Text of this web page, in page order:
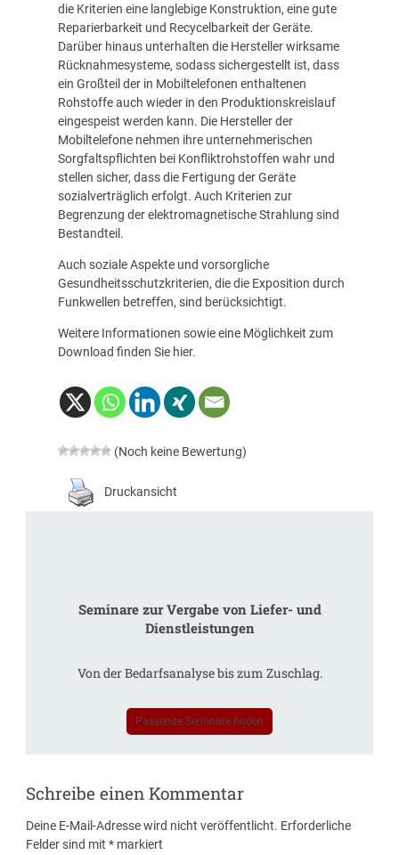
die Kriterien eine langlebige Konstruktion, eine gute
Reparierbarkeit und Recycelbarkeit der Geräte.
Darüber hinaus unterhalten die Hersteller wirksame
Rücknahmesysteme, sodass sichergestellt ist, dass
ein Großteil der in Mobiltelefonen enthaltenen
Rohstoffe auch wieder in den Produktionskreislauf
eingespeist werden kann. Die Hersteller der
Mobiltelefone nehmen ihre unternehmerischen
Sorgfaltspflichten bei Konfliktrohstoffen wahr und
stellen sicher, dass die Fertigung der Geräte
sozialverträglich erfolgt. Auch Kriterien zur
Begrenzung der elektromagnetische Strahlung sind
Bestandteil.
Auch soziale Aspekte und vorsorgliche
Gesundheitsschutzkriterien, die die ⁠Exposition⁠ durch
Funkwellen betreffen, sind berücksichtigt.
Weitere Informationen sowie eine Möglichkeit zum
Download finden Sie hier.
(Noch keine Bewertung)
Druckansicht
Seminare zur Vergabe von Liefer- und
Dienstleistungen
Von der Bedarfsanalyse bis zum Zuschlag.
Passende Seminare finden
Schreibe einen Kommentar
Deine E-Mail-Adresse wird nicht veröffentlicht. Erforderliche
Felder sind mit* markiert